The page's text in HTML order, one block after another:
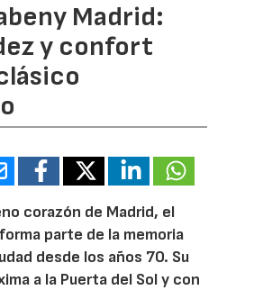
Madrid:
y confort
corazón de Madrid, el
forma parte de la memoria
desde los años 70. Su
a la Puerta del Sol y con